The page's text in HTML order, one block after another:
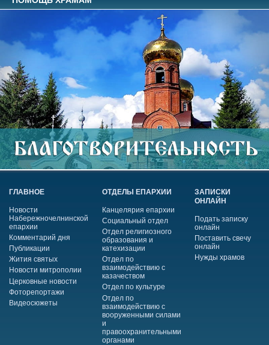
ГЛАВНОЕ
Новости
Набережночелнинской
епархии
Комментарий дня
Публикации
Жития святых
Новости митрополии
Церковные новости
Фоторепортажи
Видеосюжеты
ОТДЕЛЫ ЕПАРХИИ
Канцелярия епархии
Социальный отдел
Отдел религиозного
образования и
катехизации
Отдел по
взаимодействию с
казачеством
Отдел по культуре
Отдел по
взаимодействию с
вооруженными силами
и
правоохранительными
органами
ЗАПИСКИ
ОНЛАЙН
Подать записку
онлайн
Поставить свечу
онлайн
Нужды храмов